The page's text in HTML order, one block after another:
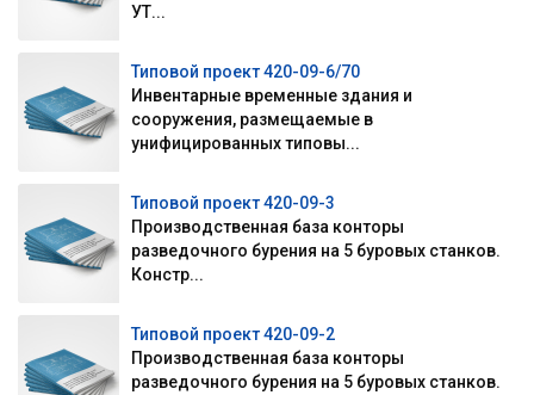
УТ...
Типовой проект 420-09-6/70
Инвентарные временные здания и
сооружения, размещаемые в
унифицированных типовы...
Типовой проект 420-09-3
Производственная база конторы
разведочного бурения на 5 буровых станков.
Констр...
Типовой проект 420-09-2
Производственная база конторы
разведочного бурения на 5 буровых станков.